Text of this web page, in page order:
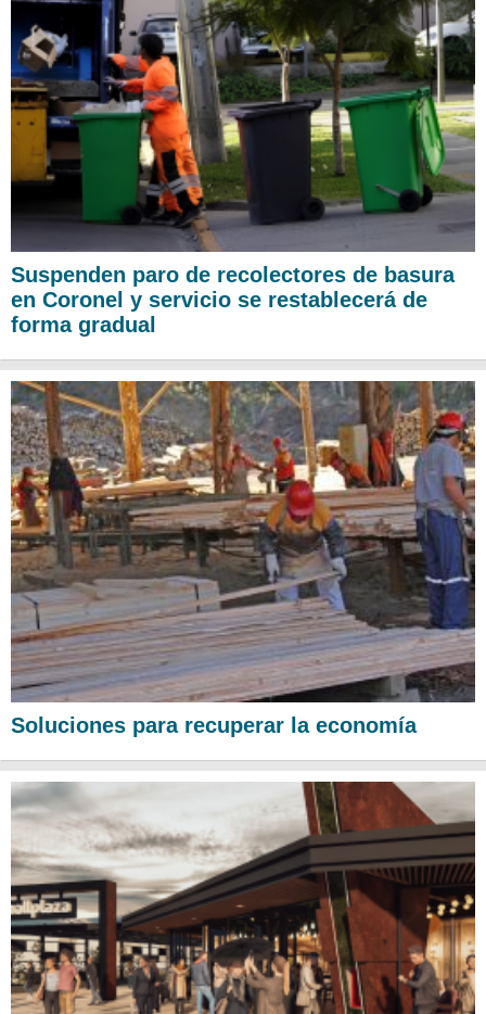
Suspenden paro de recolectores de basura
en Coronel y servicio se restablecerá de
forma gradual
Soluciones para recuperar la economía